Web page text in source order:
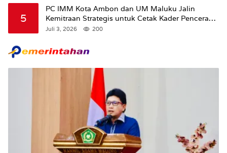
5
PC IMM Kota Ambon dan UM Maluku Jalin
Kemitraan Strategis untuk Cetak Kader Pencerah
Bangsa “Membangun Peradaban dari Kampus”
Juli 3, 2026 200